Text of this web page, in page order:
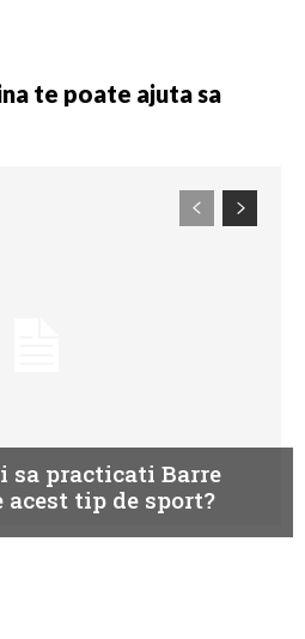
te poate ajuta sa
sa practicati Barre
acest tip de sport?